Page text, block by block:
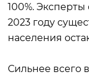
100%.
2023 году
населения
Сильнее всего